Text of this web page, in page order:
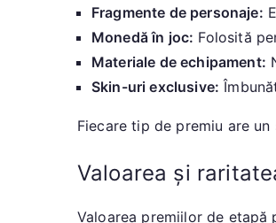
Fragmente de personaje:
Monedă în joc: Folosită
Materiale de echipament:
Skin-uri exclusive:
Fiecare tip de premiu are
Valoarea și
Valoarea premiilor de